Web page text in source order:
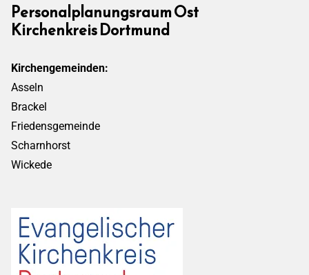
Personalplanungsraum Ost
Kirchenkreis Dortmund
Kirchengemeinden:
Asseln
Brackel
Friedensgemeinde
Scharnhorst
Wickede